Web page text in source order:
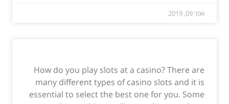
אפר 09, 2019
How do you play slots at a casino? There are
many different types of casino slots and it is
essential to select the best one for you. Some